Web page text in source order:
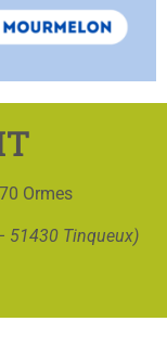
Ormes
51430 Tinqueux)